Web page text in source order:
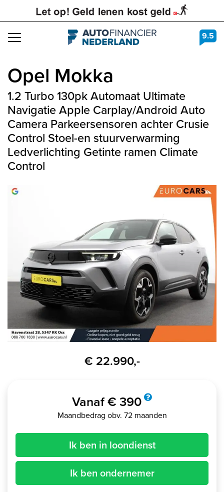
Navigation 9.5
Opel Mokka
1.2 Turbo 130pk Automaat Ultimate
Navigatie Apple Carplay/Android Auto
Camera Parkeersensoren achter Crusie
Control Stoel-en stuurverwarming
Ledverlichting Getinte ramen Climate
Control
€ 22.990,-
Vanaf € 390
Maandbedrag obv. 72 maanden
Ik ben in loondienst
Ik ben ondernemer